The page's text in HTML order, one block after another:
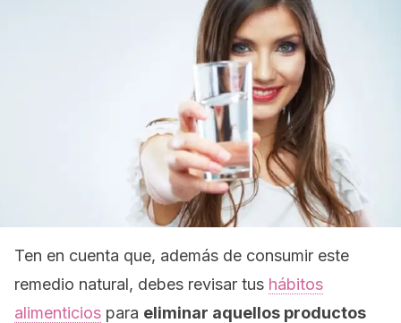
Ten en cuenta que, además de consumir este
remedio natural, debes revisar tus hábitos
alimenticios para eliminar aquellos productos